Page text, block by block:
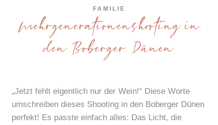
FAMILIE
Mehrgenerationenshooting in
den Boberger Dünen
„Jetzt fehlt eigentlich nur der Wein!“ Diese Worte
umschreiben dieses Shooting in den Boberger Dünen
perfekt! Es passte einfach alles: Das Licht, die